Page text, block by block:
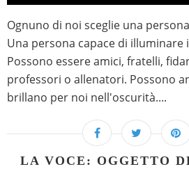
Ognuno di noi sceglie una
Una persona capace di
Possono essere amici, fratelli,
professori o allenatori. Possono
brillano per noi nell'oscurità....
LA VOCE: OGGETTO